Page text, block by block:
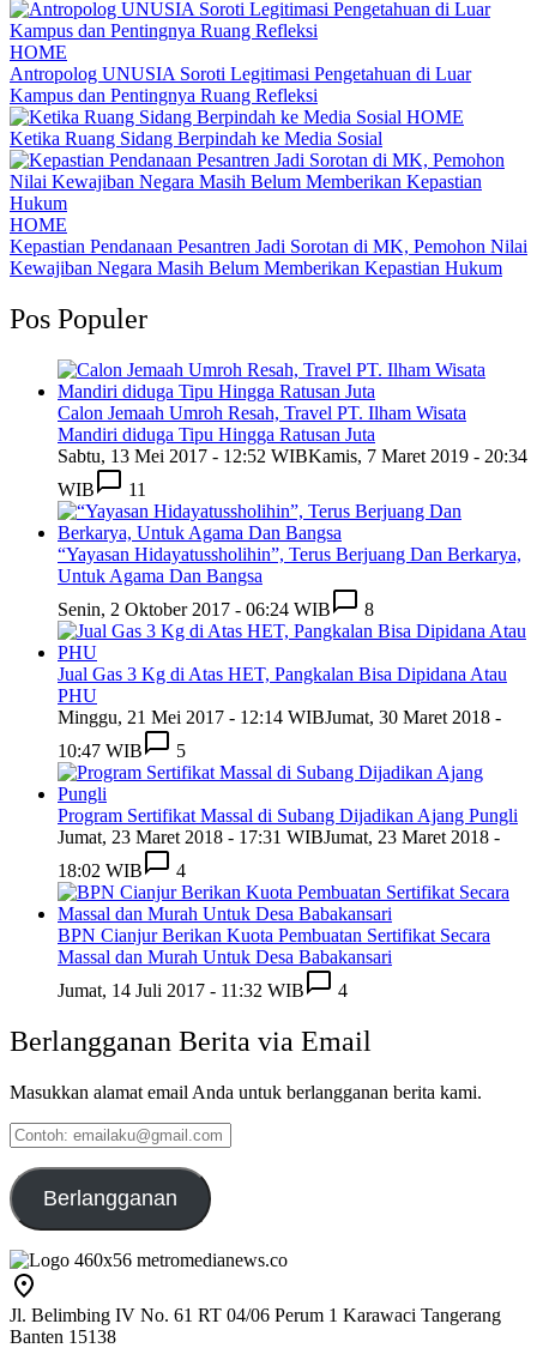
HOME
Antropolog UNUSIA Soroti Legitimasi Pengetahuan di Luar
Kampus dan Pentingnya Ruang Refleksi
HOME
Ketika Ruang Sidang Berpindah ke Media Sosial
HOME
Kepastian Pendanaan Pesantren Jadi Sorotan di MK, Pemohon Nilai
Kewajiban Negara Masih Belum Memberikan Kepastian Hukum
Pos Populer
Calon Jemaah Umroh Resah, Travel PT. Ilham Wisata
Mandiri diduga Tipu Hingga Ratusan Juta
Sabtu, 13 Mei 2017 - 12:52 WIBKamis, 7 Maret 2019 - 20:34
WIB
11
“Yayasan Hidayatussholihin”, Terus Berjuang Dan Berkarya,
Untuk Agama Dan Bangsa
Senin, 2 Oktober 2017 - 06:24 WIB
8
Jual Gas 3 Kg di Atas HET, Pangkalan Bisa Dipidana Atau
PHU
Minggu, 21 Mei 2017 - 12:14 WIBJumat, 30 Maret 2018 -
10:47 WIB
5
Program Sertifikat Massal di Subang Dijadikan Ajang Pungli
Jumat, 23 Maret 2018 - 17:31 WIBJumat, 23 Maret 2018 -
18:02 WIB
4
BPN Cianjur Berikan Kuota Pembuatan Sertifikat Secara
Massal dan Murah Untuk Desa Babakansari
Jumat, 14 Juli 2017 - 11:32 WIB
4
Berlangganan Berita via Email
Masukkan alamat email Anda untuk berlangganan berita kami.
Contoh:
emailaku@gmail.com
Berlangganan
Jl. Belimbing IV No. 61 RT 04/06 Perum 1 Karawaci Tangerang
Banten 15138